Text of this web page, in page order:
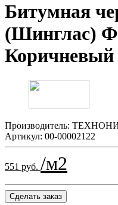
Битумная
(Шинглас)
Коричневый
Производитель:
Артикул: 00-00002122
551 руб. /м2
Сделать заказ